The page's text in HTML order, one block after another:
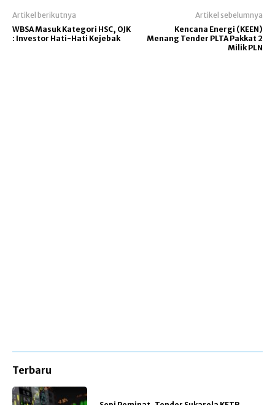
Artikel berikutnya
WBSA Masuk Kategori HSC, OJK
: Investor Hati-Hati Kejebak
Artikel sebelumnya
Kencana Energi (KEEN)
Menang Tender PLTA Pakkat 2
Milik PLN
Terbaru